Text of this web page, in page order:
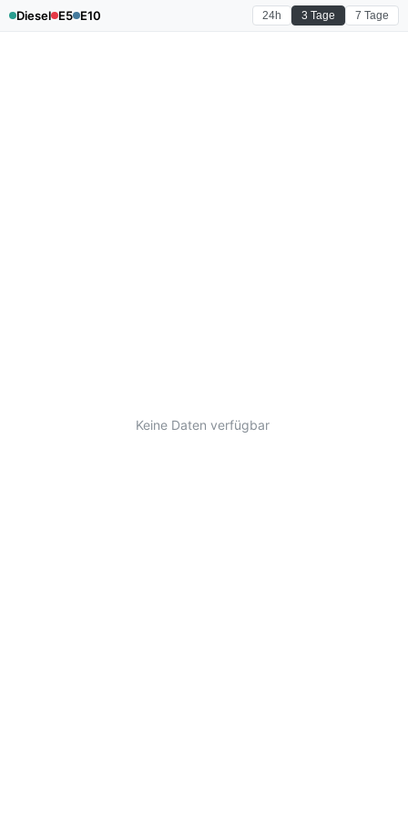
Diesel E5 E10 24h 3 Tage 7 Tage
Keine Daten verfügbar